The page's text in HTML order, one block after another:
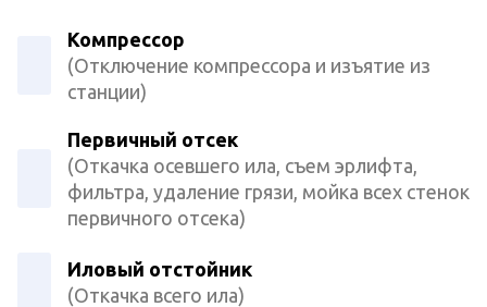
Компрессор
(Отключение компрессора и изъятие из
станции)
Первичный отсек
(Откачка осевшего ила, съем эрлифта,
фильтра, удаление грязи, мойка всех стенок
первичного отсека)
Иловый отстойник
(Откачка всего ила)